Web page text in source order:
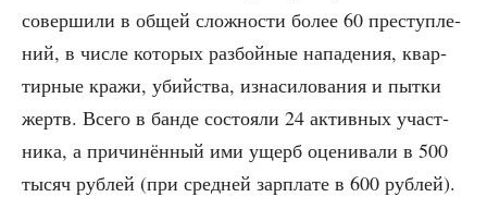
совер­ши­ли в общей слож­но­сти более 60 пре­ступ­ле­
ний, в чис­ле кото­рых раз­бой­ные напа­де­ния, квар­
тир­ные кра­жи, убий­ства, изна­си­ло­ва­ния и пыт­ки
жертв. Все­го в бан­де состо­я­ли 24 актив­ных участ­
ни­ка, а при­чи­нён­ный ими ущерб оце­ни­ва­ли в 500
тысяч руб­лей (при сред­ней зар­пла­те в 600 рублей).